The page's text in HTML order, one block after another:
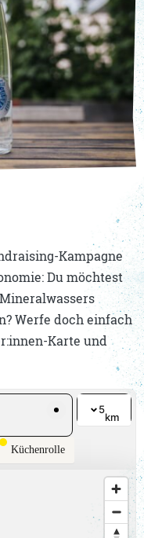
Kampagne
Du möchtest
Werfe doch einfach
Karte und
5
km
Küchenrolle